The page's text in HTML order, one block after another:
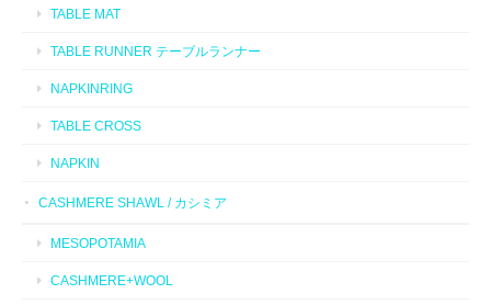
TABLE MAT
TABLE RUNNER テーブルランナー
NAPKINRING
TABLE CROSS
NAPKIN
CASHMERE SHAWL / カシミア
MESOPOTAMIA
CASHMERE+WOOL